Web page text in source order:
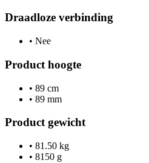
Draadloze verbinding
• Nee
Product hoogte
• 89 cm
• 89 mm
Product gewicht
• 81.50 kg
• 8150 g